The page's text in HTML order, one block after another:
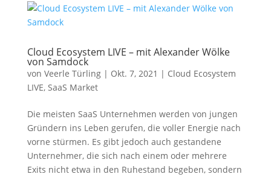
Cloud Ecosystem LIVE – mit Alexander Wölke
von Samdock
von Veerle Türling| Okt. 7, 2021 | Cloud Ecosystem
LIVE, SaaS Market
Die meisten SaaS Unternehmen werden von jungen
Gründern ins Leben gerufen, die voller Energie nach
vorne stürmen. Es gibt jedoch auch gestandene
Unternehmer, die sich nach einem oder mehrere
Exits nicht etwa in den Ruhestand begeben, sondern